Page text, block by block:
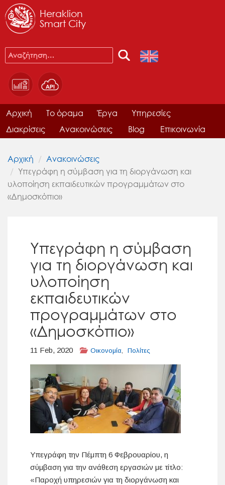
Heraklion
Smart City
Αρχική Το όραμα Έργα
Υπηρεσίες
Διακρίσεις
Ανακοινώσεις Blog Επικοινωνία
Αρχική
Ανακοινώσεις
Υπεγράφη η σύμβαση για τη διοργάνωση και
υλοποίηση εκπαιδευτικών προγραμμάτων στο
«Δημοσκόπιο»
Υπεγράφη η σύμβαση
για τη διοργάνωση και
υλοποίηση
εκπαιδευτικών
προγραμμάτων στο
«Δημοσκόπιο»
11 Feb, 2020 Οικονομία Πολίτες
Υπεγράφη την Πέμπτη 6 Φεβρουαρίου, η
σύμβαση για την ανάθεση εργασιών με τίτλο:
«Παροχή υπηρεσιών για τη διοργάνωση και